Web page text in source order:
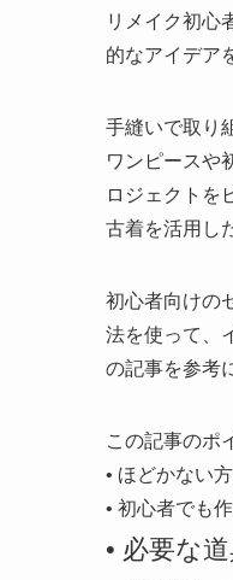
リメイク初心
的なアイデア
手縫いで取り
ワンピースや
ロジェクトを
古着を活用し
初心者向けの
法を使って、
の記事を参考
この記事のポ
• ほどかない
• 初心者でも
• 必要な